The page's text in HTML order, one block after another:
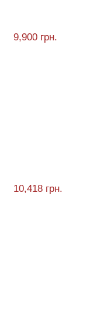
9,900 грн.
10,418 грн.